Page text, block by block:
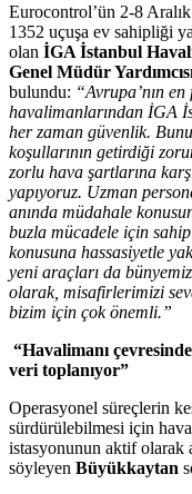
Eurocontrol’ün 2-8
1352 uçuşa ev sahipliği
olan İGA İstanbul
Genel Müdür
bulundu: “Avrupa’nın
havalimanlarından İGA
her zaman güvenlik.
koşullarının getirdiği
zorlu hava şartlarına
yapıyoruz. Uzman
anında müdahale
buzla mücadele için
konusuna hassasiyetle
yeni araçları da
olarak, misafirlerimizi
bizim için çok önemli.”
“Havalimanı
veri toplanıyor”
Operasyonel süreçlerin
sürdürülebilmesi için
istasyonunun aktif olarak
söyleyen Büyükkaytan